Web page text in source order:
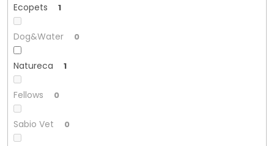
Ecopets 1
Dog&Water 0
Natureca 1
Fellows 0
Sabio Vet 0